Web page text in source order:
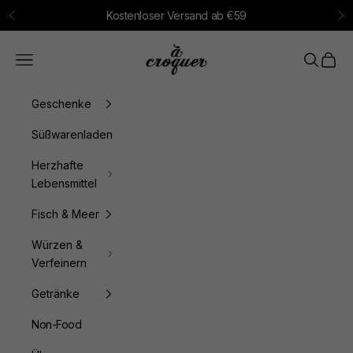
Zum Inhalt springen
Zurück Kostenloser Versand ab €59
à croquer
Menü Suchen
Geschenke
Süßwarenladen
Herzhafte
Lebensmittel
Fisch & Meer
Würzen &
Verfeinern
Getränke
Non-Food